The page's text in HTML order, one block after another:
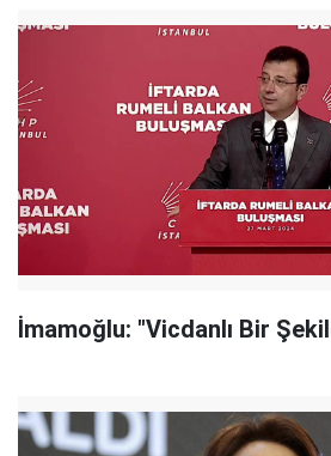
İmamoğlu: "Vicdanlı Bir